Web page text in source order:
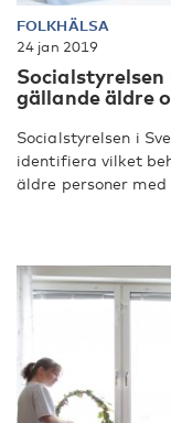
FOLKHÄLSA
24 jan 2019
gällande äldre
Socialstyrelsen i
identifiera vilket
äldre personer med